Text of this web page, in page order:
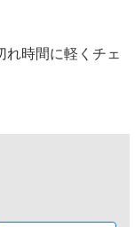
れ時間に軽くチェ